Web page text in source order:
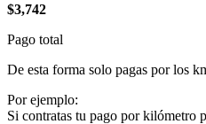
$3,742
Pago total
De esta forma solo pagas por los
Por ejemplo:
Si contratas tu pago por kilómetro